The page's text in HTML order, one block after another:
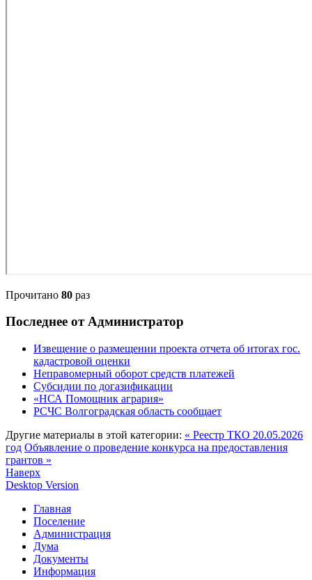
Прочитано 80 раз
Последнее от Администратор
Извещение о размещении проекта отчета об итогах гос.
кадастровой оценки
Неправомерный оборот средств платежей
Субсидии по догазификации
«НСА Помощник агрария»
РСЧС Волгоградская область сообщает
Другие материалы в этой категории: « Реестр ТКО 20.05.2026
год Объявление о проведение конкурса на предоставления
грантов »
Наверх
Desktop Version
Главная
Поселение
Администрация
Дума
Документы
Информация